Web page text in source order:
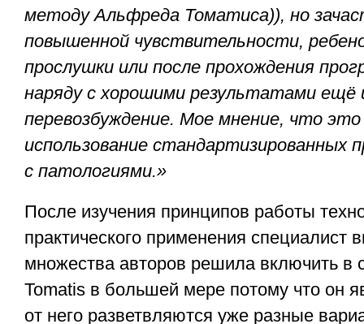
методу Альфреда Томатиса)), но
повышенной чувствительности,
прослушки или после прохождения
наряду с хорошими результатами ещё
перевозбуждение. Мое мнение, что
использование стандартизированных
с патологиями.»
После изучения принципов работы
практического применения специалист
множества авторов решила включить в
Tomatis в большей мере потому что он
от него разветвляются уже разные